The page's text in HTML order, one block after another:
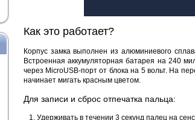
Как это работает?
Корпус замка выполнен из алюминиевого
Встроенная аккумуляторная батарея на 240
через MicroUSB-порт от блока на 5 вольт. На
начинает мигать красным цветом.
Для записи и сброс отпечатка пальца:
Удерживать в течении 3 секунд палец на